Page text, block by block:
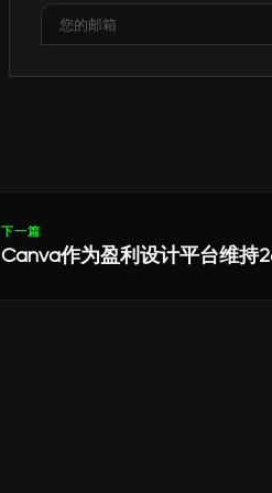
下一篇
Canva作为盈利设计平台维持